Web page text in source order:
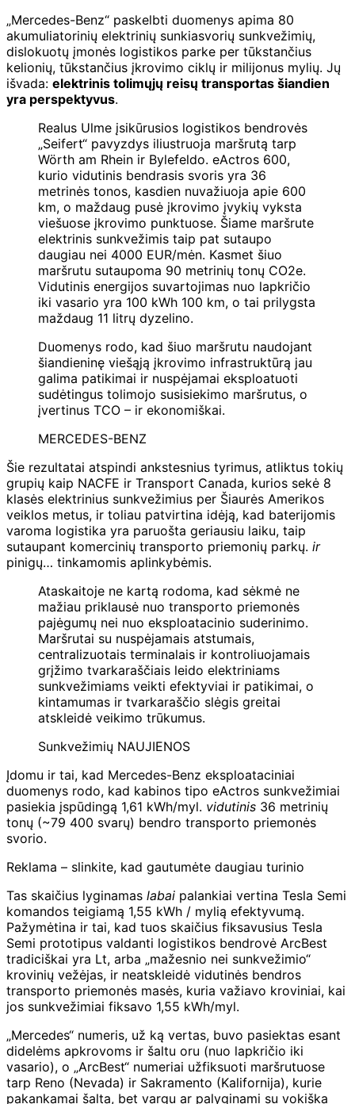
„Mercedes-Benz“ paskelbti duomenys apima 80
akumuliatorinių elektrinių sunkiasvorių sunkvežimių,
dislokuotų įmonės logistikos parke per tūkstančius
kelionių, tūkstančius įkrovimo ciklų ir milijonus mylių. Jų
išvada: elektrinis tolimųjų reisų transportas šiandien
yra perspektyvus.
Realus Ulme įsikūrusios logistikos bendrovės
„Seifert“ pavyzdys iliustruoja maršrutą tarp
Wörth am Rhein ir Bylefeldo. eActros 600,
kurio vidutinis bendrasis svoris yra 36
metrinės tonos, kasdien nuvažiuoja apie 600
km, o maždaug pusė įkrovimo įvykių vyksta
viešuose įkrovimo punktuose. Šiame maršrute
elektrinis sunkvežimis taip pat sutaupo
daugiau nei 4000 EUR/mėn. Kasmet šiuo
maršrutu sutaupoma 90 metrinių tonų CO2e.
Vidutinis energijos suvartojimas nuo lapkričio
iki vasario yra 100 kWh 100 km, o tai prilygsta
maždaug 11 litrų dyzelino.
Duomenys rodo, kad šiuo maršrutu naudojant
šiandieninę viešąją įkrovimo infrastruktūrą jau
galima patikimai ir nuspėjamai eksploatuoti
sudėtingus tolimojo susisiekimo maršrutus, o
įvertinus TCO – ir ekonomiškai.
MERCEDES-BENZ
Šie rezultatai atspindi ankstesnius tyrimus, atliktus tokių
grupių kaip NACFE ir Transport Canada, kurios sekė 8
klasės elektrinius sunkvežimius per Šiaurės Amerikos
veiklos metus, ir toliau patvirtina idėją, kad baterijomis
varoma logistika yra paruošta geriausiu laiku, taip
sutaupant komercinių transporto priemonių parkų. ir
pinigų… tinkamomis aplinkybėmis.
Ataskaitoje ne kartą rodoma, kad sėkmė ne
mažiau priklausė nuo transporto priemonės
pajėgumų nei nuo eksploatacinio suderinimo.
Maršrutai su nuspėjamais atstumais,
centralizuotais terminalais ir kontroliuojamais
grįžimo tvarkaraščiais leido elektriniams
sunkvežimiams veikti efektyviai ir patikimai, o
kintamumas ir tvarkaraščio slėgis greitai
atskleidė veikimo trūkumus.
Sunkvežimių NAUJIENOS
Įdomu ir tai, kad Mercedes-Benz eksploataciniai
duomenys rodo, kad kabinos tipo eActros sunkvežimiai
pasiekia įspūdingą 1,61 kWh/myl. vidutinis 36 metrinių
tonų (~79 400 svarų) bendro transporto priemonės
svorio.
Reklama – slinkite, kad gautumėte daugiau turinio
Tas skaičius lyginamas labai palankiai vertina Tesla Semi
komandos teigiamą 1,55 kWh / mylią efektyvumą.
Pažymėtina ir tai, kad tuos skaičius fiksavusius Tesla
Semi prototipus valdanti logistikos bendrovė ArcBest
tradiciškai yra Lt, arba „mažesnio nei sunkvežimio“
krovinių vežėjas, ir neatskleidė vidutinės bendros
transporto priemonės masės, kuria važiavo kroviniai, kai
jos sunkvežimiai fiksavo 1,55 kWh/myl.
„Mercedes“ numeris, už ką vertas, buvo pasiektas esant
didelėms apkrovoms ir šaltu oru (nuo lapkričio iki
vasario), o „ArcBest“ numeriai užfiksuoti maršrutuose
tarp Reno (Nevada) ir Sakramento (Kalifornija), kurie
pakankamai šalta, bet vargu ar palyginami su vokiška